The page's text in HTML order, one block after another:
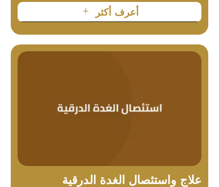
أعرف أكثر L
علاج واستئصال الغدة الدرقية